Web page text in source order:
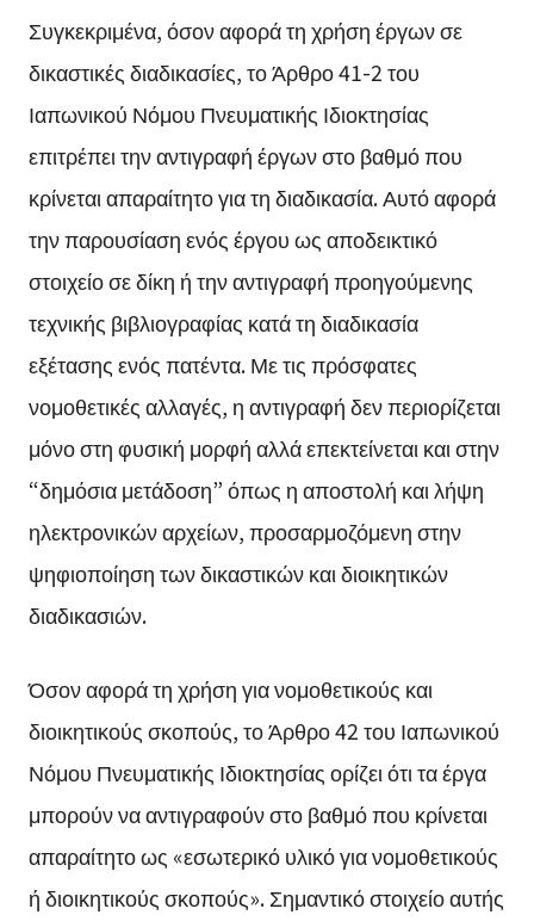
Συγκεκριμένα, όσον αφορά τη χρήση έργων σε
δικαστικές διαδικασίες, το Άρθρο 41-2 του
Ιαπωνικού Νόμου Πνευματικής Ιδιοκτησίας
επιτρέπει την αντιγραφή έργων στο βαθμό που
κρίνεται απαραίτητο για τη διαδικασία. Αυτό αφορά
την παρουσίαση ενός έργου ως αποδεικτικό
στοιχείο σε δίκη ή την αντιγραφή προηγούμενης
τεχνικής βιβλιογραφίας κατά τη διαδικασία
εξέτασης ενός πατέντα. Με τις πρόσφατες
νομοθετικές αλλαγές, η αντιγραφή δεν περιορίζεται
μόνο στη φυσική μορφή αλλά επεκτείνεται και στην
“δημόσια μετάδοση” όπως η αποστολή και λήψη
ηλεκτρονικών αρχείων, προσαρμοζόμενη στην
ψηφιοποίηση των δικαστικών και διοικητικών
διαδικασιών.
Όσον αφορά τη χρήση για νομοθετικούς και
διοικητικούς σκοπούς, το Άρθρο 42 του Ιαπωνικού
Νόμου Πνευματικής Ιδιοκτησίας ορίζει ότι τα έργα
μπορούν να αντιγραφούν στο βαθμό που κρίνεται
απαραίτητο ως «εσωτερικό υλικό για νομοθετικούς
ή διοικητικούς σκοπούς». Σημαντικό στοιχείο αυτής